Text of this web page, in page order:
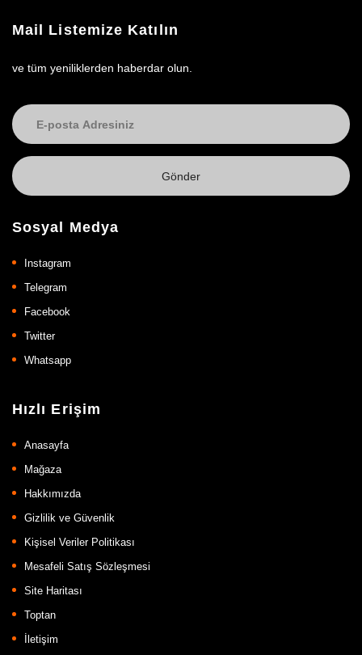
Hızlı Erişim
Anasayfa
Mağaza
Hakkımızda
Gizlilik ve Güvenlik
Kişisel Veriler Politikası
Mesafeli Satış Sözleşmesi
Site Haritası
Toptan
İletişim
Sosyal Medya
Instagram
Telegram
Facebook
Twitter
Whatsapp
Mail Listemize Katılın
ve tüm yeniliklerden haberdar olun.